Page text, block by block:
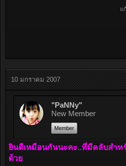
แ
10 มกราคม 2007
"PaNNy"
New Member
Member
ยินดีเหมือนกันนะคะ..ที่มีคลับสำ
ด้วย